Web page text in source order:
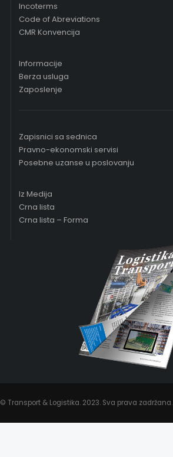
Incoterms
Code of Abreviations
CMR Konvencija
Informacije
Berza usluga
Zaposlenje
Zapisnici sa sednica
Pravno-ekonomski servisi
Posebne uzanse u poslovanju
Iz Medija
Crna lista
Crna lista – Forma
© Transport & Logistika. 2023. Sva prava zadržana.